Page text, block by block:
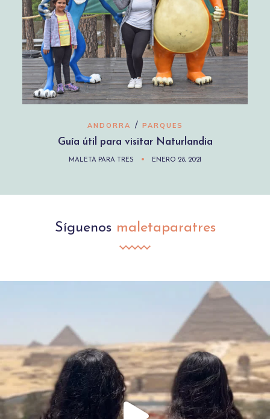
ANDORRA / PARQUES
Guía útil para visitar Naturlandia
MALETA PARA TRES ENERO 28, 2021
Síguenos maletaparatres